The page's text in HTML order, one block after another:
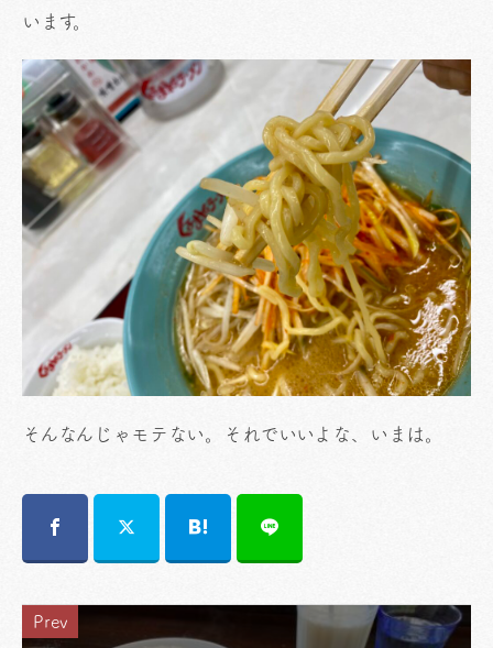
います。
そんなんじゃモテない。それでいいよな、いまは。
Prev